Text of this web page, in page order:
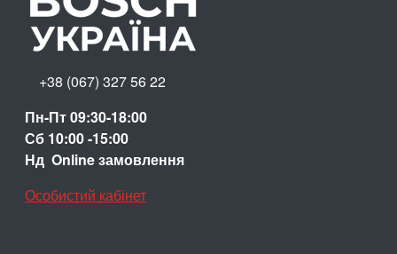
+38 (067) 327 56 22
Пн-Пт 09:30-18:00
Сб 10:00 -15:00
Нд Online замовлення
Особистий кабінет